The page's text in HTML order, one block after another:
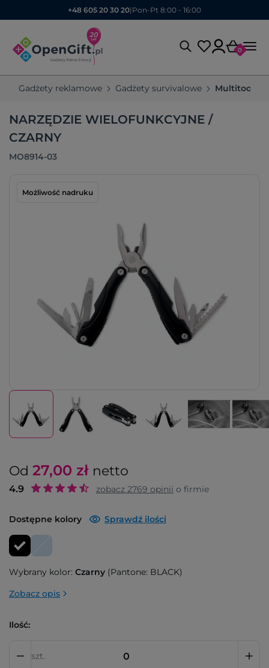
+48 605 20 30 20| Pon-Pt 8:00 - 16:00
0
Gadżety reklamowe Gadżety survivalowe Multitoole
NARZĘDZIE WIELOFUNKCYJNE /
CZARNY
MO8914-03
Możliwość nadruku
Od 27,00 zł netto
4.9 zobacz 2769 opinii o firmie
Dostępne kolory Sprawdź ilości
Wybrany kolor: Czarny (Pantone: BLACK)
Zobacz opis
Ilość:
szt.